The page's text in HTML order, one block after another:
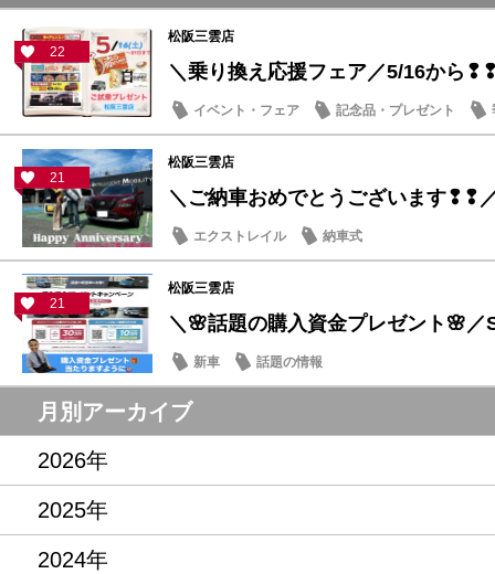
22
松阪三雲店
＼乗り換え応援フェア／5/16から
イベント・フェア 記念品・プレゼント
21
松阪三雲店
＼ご納車おめでとうございます❢❢
エクストレイル 納車式
21
松阪三雲店
＼🌸話題の購入資金プレゼント🌸／
新車 話題の情報
月別アーカイブ
2026年
2025年
2024年